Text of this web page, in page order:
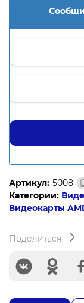
Артикул: 5008
Категории:
Видеокарты
Поделиться